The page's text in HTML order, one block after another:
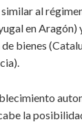
similar al
en Aragón)
bienes
la